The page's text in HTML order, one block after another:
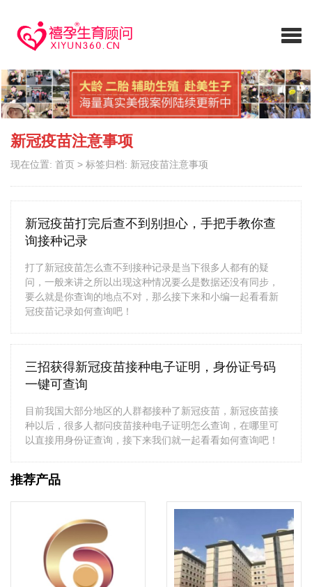
新冠疫苗注意事项
现在位置: 首页 > 标签归档: 新冠疫苗注意事项
新冠疫苗打完后查不到别担心，手把手教你查
询接种记录
打了新冠疫苗怎么查不到接种记录是当下很多人都有的疑
问，一般来讲之所以出现这种情况要么是数据还没有同步，
要么就是你查询的地点不对，那么接下来和小编一起看看新
冠疫苗记录如何查询吧！
三招获得新冠疫苗接种电子证明，身份证号码
一键可查询
目前我国大部分地区的人群都接种了新冠疫苗，新冠疫苗接
种以后，很多人都问疫苗接种电子证明怎么查询，在哪里可
以直接用身份证查询，接下来我们就一起看看如何查询吧！
推荐产品